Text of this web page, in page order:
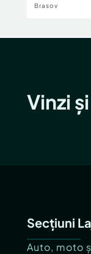
Brasov
Vinzi
Secțiuni
Auto, moto